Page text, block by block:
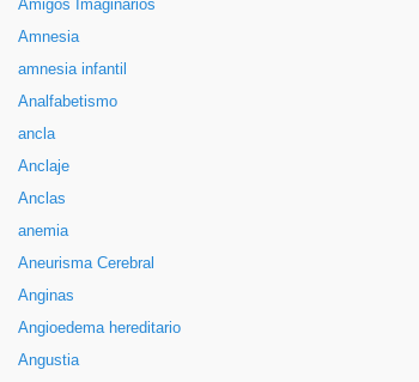
Amigos Imaginarios
Amnesia
amnesia infantil
Analfabetismo
ancla
Anclaje
Anclas
anemia
Aneurisma Cerebral
Anginas
Angioedema hereditario
Angustia